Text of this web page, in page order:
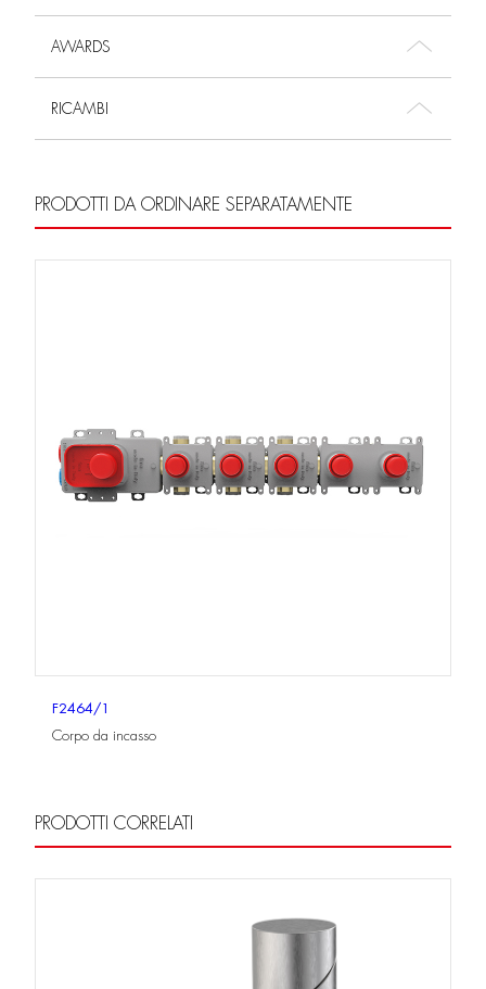
AWARDS
RICAMBI
PRODOTTI DA ORDINARE SEPARATAMENTE
F2464/1
Corpo da incasso
PRODOTTI CORRELATI